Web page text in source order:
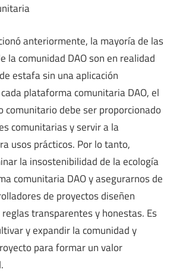
anteriormente, la mayoría de las
la comunidad DAO son en realidad
estafa sin una aplicación
plataforma comunitaria DAO, el
comunitario debe ser proporcionado
comunitarias y servir a la
usos prácticos. Por lo tanto,
la insostenibilidad de la ecología
comunitaria DAO y asegurarnos de
de proyectos diseñen
transparentes y honestas. Es
y expandir la comunidad y
para formar un valor